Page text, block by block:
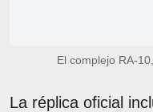
El complejo RA-
La réplica oficial